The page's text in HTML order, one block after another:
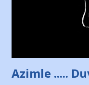
kızından biri oluyor o
Adana Nesrin, 16
Türkiye 3.lüğü var. 17
Azimle .....